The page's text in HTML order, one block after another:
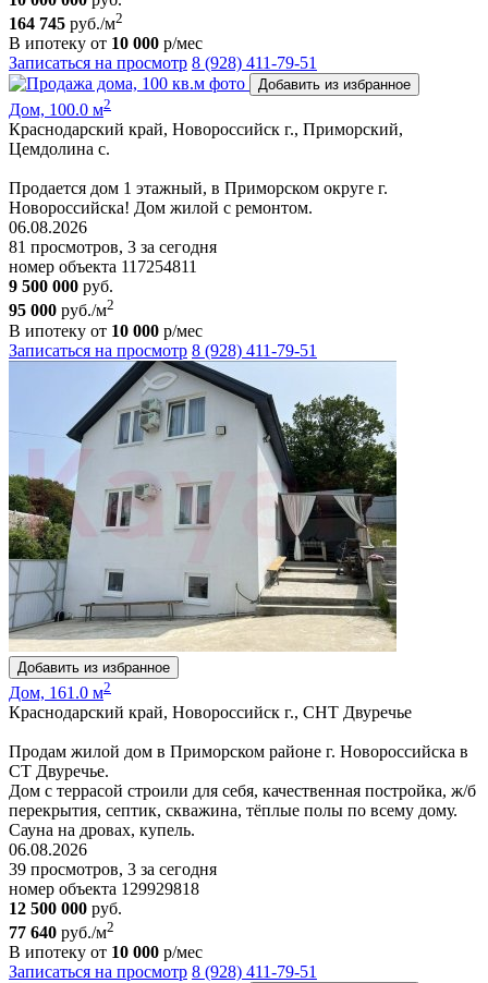
164 745 руб./м2
В ипотеку от 10 000 р/мес
Записаться на просмотр 8 (928) 411-79-51
Добавить из избранное
Дом, 100.0 м2
Краснодарский край, Новороссийск г., Приморский,
Цемдолина с.
Продается дом 1 этажный, в Приморском округе г.
Новороссийска! Дом жилой с ремонтом.
06.08.2026
81 просмотров, 3 за сегодня
номер объекта 117254811
9 500 000 руб.
95 000 руб./м2
В ипотеку от 10 000 р/мес
Записаться на просмотр 8 (928) 411-79-51
Добавить из избранное
Дом, 161.0 м2
Краснодарский край, Новороссийск г., СНТ Двуречье
Продам жилой дом в Приморском районе г. Новороссийска в
СТ Двуречье.
Дом с террасой строили для себя, качественная постройка, ж/б
перекрытия, септик, скважина, тёплые полы по всему дому.
Сауна на дровах, купель.
06.08.2026
39 просмотров, 3 за сегодня
номер объекта 129929818
12 500 000 руб.
77 640 руб./м2
В ипотеку от 10 000 р/мес
Записаться на просмотр 8 (928) 411-79-51